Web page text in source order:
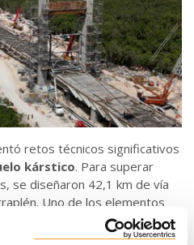
retos técnicos significativos
kárstico. Para superar
se diseñaron 42,1 km de vía
Uno de los elementos
un puente atirantado de 266
la cueva Garra del Jaguar